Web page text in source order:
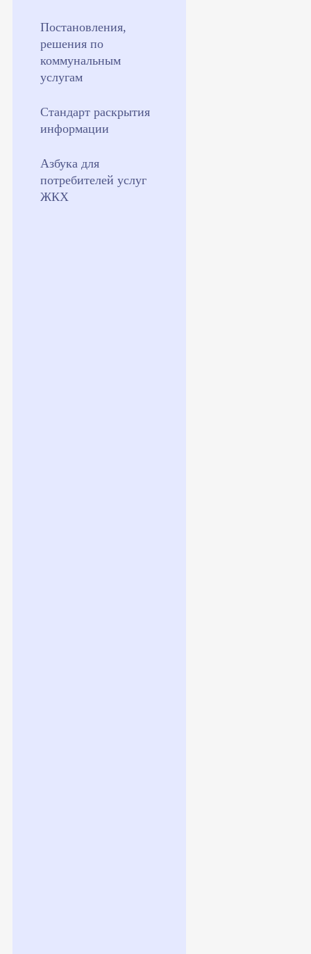
Постановления,
решения по
коммунальным
услугам
Стандарт раскрытия
информации
Азбука для
потребителей услуг
ЖКХ